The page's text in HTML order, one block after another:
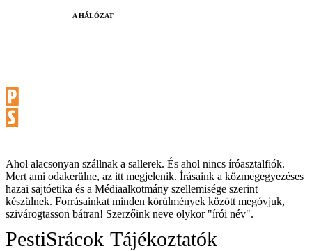
A HÁLÓZAT
Ahol alacsonyan szállnak a sallerek. És ahol nincs íróasztalfiók.
Mert ami odakerülne, az itt megjelenik. Írásaink a közmegegyezéses
hazai sajtóetika és a Médiaalkotmány szellemisége szerint
készülnek. Forrásainkat minden körülmények között megóvjuk,
szivárogtasson bátran! Szerzőink neve olykor "írói név".
PestiSrácok Tájékoztatók